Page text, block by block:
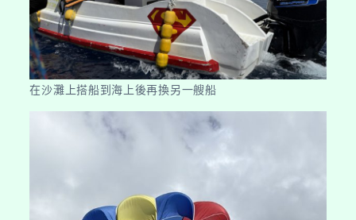
在沙灘上搭船到海上後再換另一艘船